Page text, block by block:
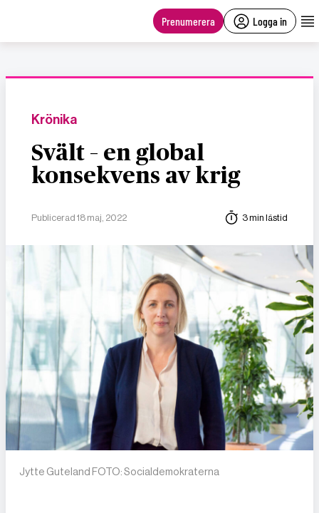
Prenumerera Logga in
Krönika
Svält – en global
konsekvens av krig
Publicerad 18 maj, 2022 3 min lästid
Jytte Guteland FOTO: Socialdemokraterna